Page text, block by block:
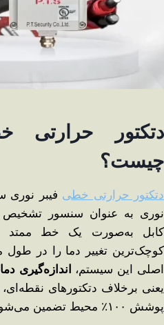
دتکتور حرارتی
چیست؟
دتکتور حرارتی خطی فیبر نوری
نوری به عنوان سنسور تشخیص
کابل به‌صورت یک خط
کوچک‌ترین تغییر دما را در
اصلی این سیستم،
اندازه‌گیری
یعنی برخلاف دتکتورهای
پوشش ۱۰۰٪ محیط تضمین می‌شود.